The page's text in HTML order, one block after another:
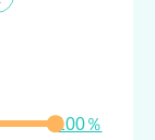
100％